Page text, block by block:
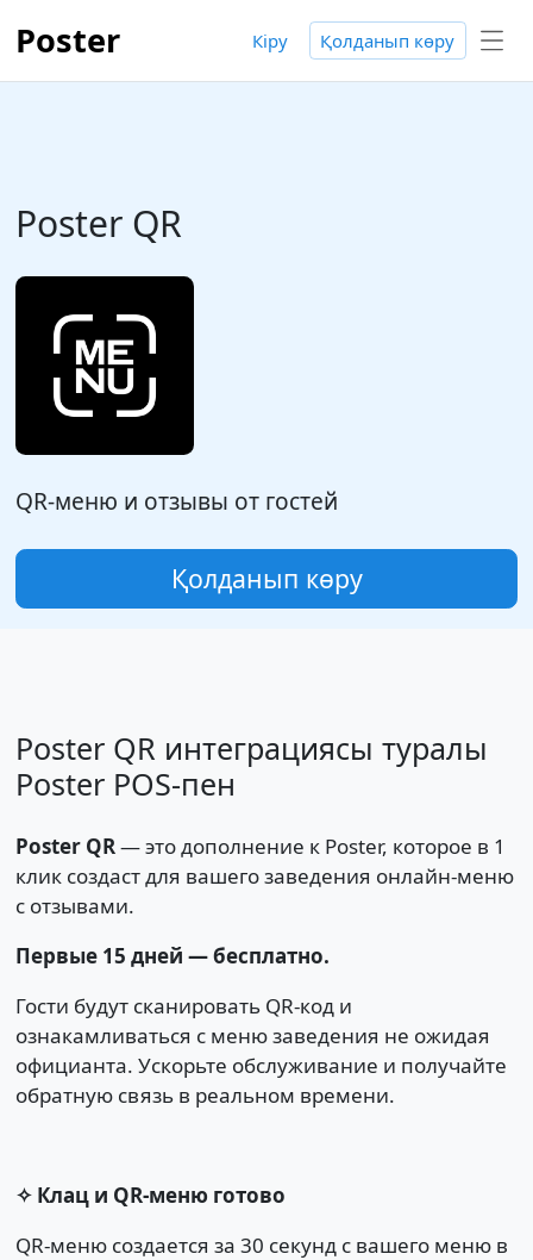
Poster Кіру Қолданып көру
Poster QR
QR-меню и отзывы от гостей
Қолданып көру
Poster QR интеграциясы туралы
Poster POS-пен
Poster QR— это дополнение к Poster, которое в 1
клик создаст для вашего заведения онлайн-меню
с отзывами.
Первые 15 дней — бесплатно.
Гости будут сканировать QR-код и
ознакамливаться с меню заведения не ожидая
официанта. Ускорьте обслуживание и получайте
обратную связь в реальном времени.
✧ Клац и QR-меню готово
QR-меню создается за 30 секунд с вашего меню в